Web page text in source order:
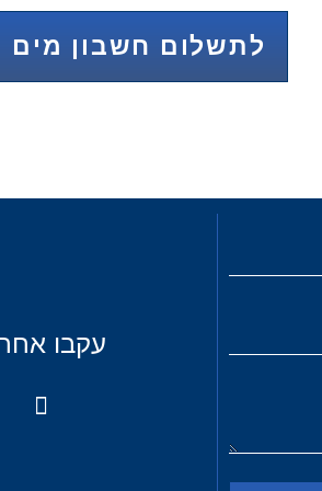
לתשלום חשבון מים
עקבו